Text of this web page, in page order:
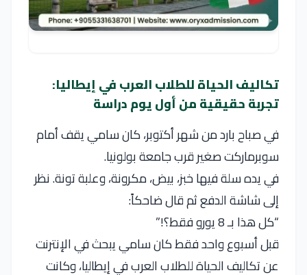
تكاليف الحياة للطلاب العرب في إيطاليا:
تجربة حقيقية من أول يوم دراسة
في صباح بارد من شهر أكتوبر، كان سامي يقف أمام
سوبرماركت صغير قرب جامعة بولونيا.
في يده سلة فيها خبز، بيض، مكرونة، وعلبة تونة. نظر
إلى شاشة الدفع ثم قال ضاحكاً:
“كل هذا بـ 8 يورو فقط؟!”
قبل أسبوع واحد فقط كان سامي يبحث في الإنترنت
عن تكاليف الحياة للطلاب العرب في إيطاليا، وكانت